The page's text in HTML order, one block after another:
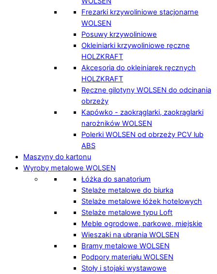
Frezarki krzywoliniowe stacjonarne
WOLSEN
Posuwy krzywoliniowe
Okleiniarki krzywoliniowe ręczne
HOLZKRAFT
Akcesoria do okleiniarek ręcznych
HOLZKRAFT
Ręczne gilotyny WOLSEN do odcinania
obrzeży
Kapówko - zaokrąglarki, zaokrąglarki
narożników WOLSEN
Polerki WOLSEN od obrzeży PCV lub
ABS
Maszyny do kartonu
Wyroby metalowe WOLSEN
Łóżka do sanatorium
Stelaże metalowe do biurka
Stelaże metalowe łóżek hotelowych
Stelaże metalowe typu Loft
Meble ogrodowe, parkowe, miejskie
Wieszaki na ubrania WOLSEN
Bramy metalowe WOLSEN
Podpory materiału WOLSEN
Stoły i stojaki wystawowe